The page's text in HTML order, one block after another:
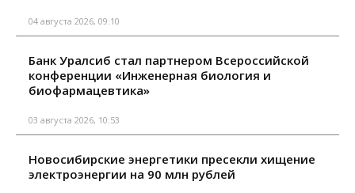
04 августа 2026, 09:10
Банк Уралсиб стал партнером Всероссийской
конференции «Инженерная биология и
биофармацевтика»
03 августа 2026, 10:53
Новосибирские энергетики пресекли хищение
электроэнергии на 90 млн рублей